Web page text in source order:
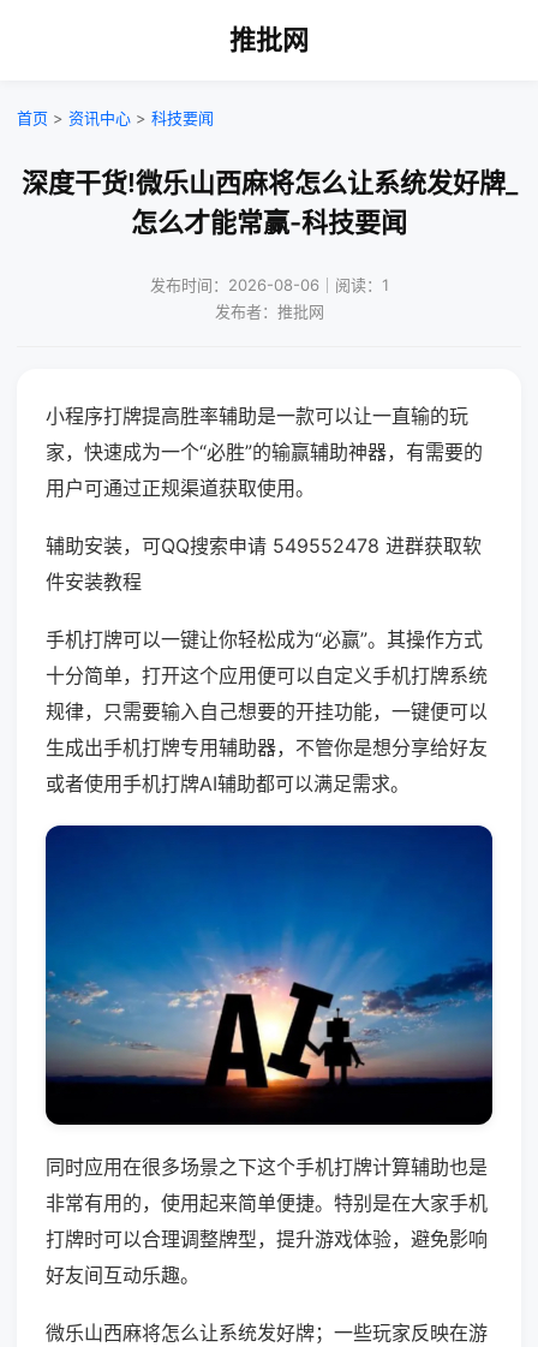
推批网
首页 > 资讯中心 > 科技要闻
深度干货!微乐山西麻将怎么让系统发好牌_
怎么才能常赢-科技要闻
发布时间：2026-08-06｜阅读：1
发布者：推批网
小程序打牌提高胜率辅助是一款可以让一直输的玩
家，快速成为一个“必胜”的输赢辅助神器，有需要的
用户可通过正规渠道获取使用。
辅助安装，可QQ搜索申请 549552478 进群获取软
件安装教程
手机打牌可以一键让你轻松成为“必赢”。其操作方式
十分简单，打开这个应用便可以自定义手机打牌系统
规律，只需要输入自己想要的开挂功能，一键便可以
生成出手机打牌专用辅助器，不管你是想分享给好友
或者使用手机打牌AI辅助都可以满足需求。
同时应用在很多场景之下这个手机打牌计算辅助也是
非常有用的，使用起来简单便捷。特别是在大家手机
打牌时可以合理调整牌型，提升游戏体验，避免影响
好友间互动乐趣。
微乐山西麻将怎么让系统发好牌；一些玩家反映在游